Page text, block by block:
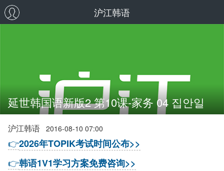
沪江韩语
延世韩国语新版2 第10课-家务 04 집안일
沪江韩语 2016-08-10 07:00
👉2026年TOPIK考试时间公布>>
👉韩语1V1学习方案免费咨询>>